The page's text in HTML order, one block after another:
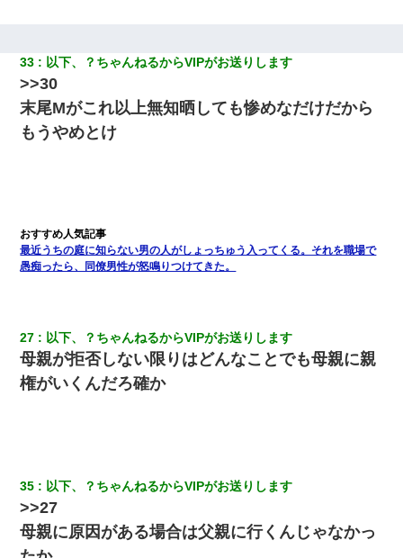
33 以下、？ちゃんねるからVIPがお送りします
>>30
末尾Mがこれ以上無知晒しても惨めなだけだから
もうやめとけ
最近うちの庭に知らない男の人がしょっちゅう入ってくる。それを職場で
愚痴ったら、同僚男性が怒鳴りつけてきた。
27 以下、？ちゃんねるからVIPがお送りします
母親が拒否しない限りはどんなことでも母親に親
権がいくんだろ確か
35 以下、？ちゃんねるからVIPがお送りします
>>27
母親に原因がある場合は父親に行くんじゃなかっ